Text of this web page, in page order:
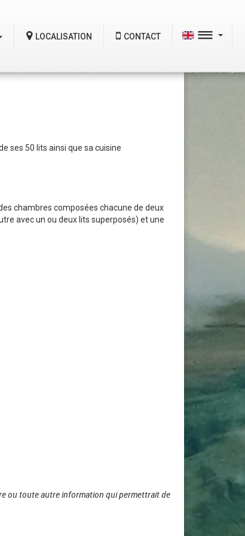
LOCALISATION CONTACT
ses 50 lits ainsi que sa cuisine
chambres composées chacune de deux
avec un ou deux lits superposés) et une
ou toute autre information qui permettrait de